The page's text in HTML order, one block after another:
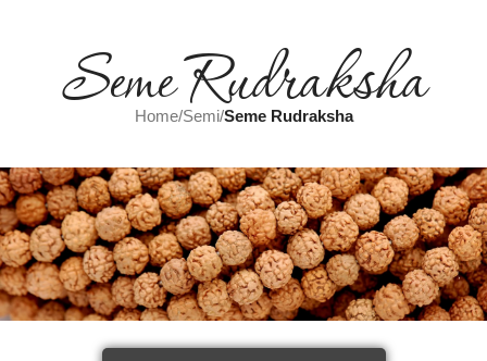
Seme Rudraksha
Home/Semi/Seme Rudraksha